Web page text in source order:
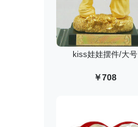
kiss娃娃摆件/大号
￥708